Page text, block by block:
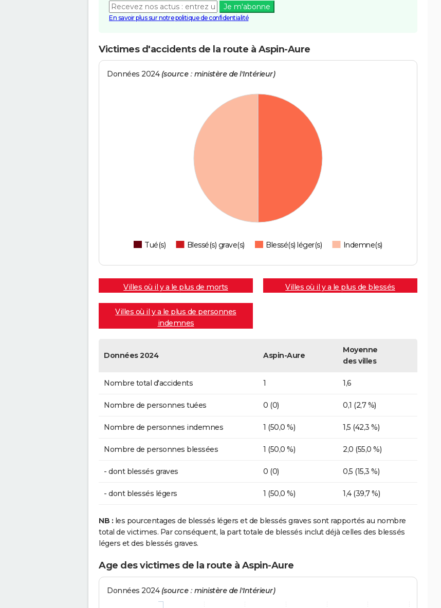
Je m'abonne
En savoir plus sur notre politique de confidentialité
Victimes d'accidents de la route à Aspin-Aure
Données 2024 (source : ministère de l'Intérieur)
Tué(s) Blessé(s) grave(s) Blessé(s) léger(s) Indemne(s)
Villes où il y a le plus de morts Villes où il y a le plus de blessés
Villes où il y a le plus de personnes
indemnes
Données 2024 Aspin-Aure
Moyenne
des villes
Nombre total d'accidents 1 1,6
Nombre de personnes tuées 0 (0) 0,1 (2,7 %)
Nombre de personnes indemnes 1 (50,0 %) 1,5 (42,3 %)
Nombre de personnes blessées 1 (50,0 %) 2,0 (55,0 %)
- dont blessés graves 0 (0) 0,5 (15,3 %)
- dont blessés légers 1 (50,0 %) 1,4 (39,7 %)
NB : les pourcentages de blessés légers et de blessés graves sont rapportés au nombre
total de victimes. Par conséquent, la part totale de blessés inclut déjà celles des blessés
légers et des blessés graves.
Age des victimes de la route à Aspin-Aure
Données 2024 (source : ministère de l'Intérieur)